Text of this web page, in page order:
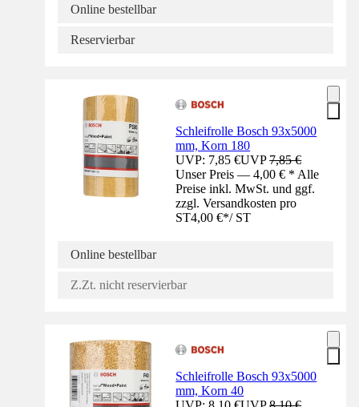
Online bestellbar
Reservierbar
Schleifrolle Bosch 93x5000
mm, Korn 180
UVP: 7,85 €UVP7,85 €
Unser Preis — 4,00 € * Alle
Preise inkl. MwSt. und ggf.
zzgl. Versandkosten pro
ST4,00 €*/ ST
Online bestellbar
Z.Zt. nicht reservierbar
Schleifrolle Bosch 93x5000
mm, Korn 40